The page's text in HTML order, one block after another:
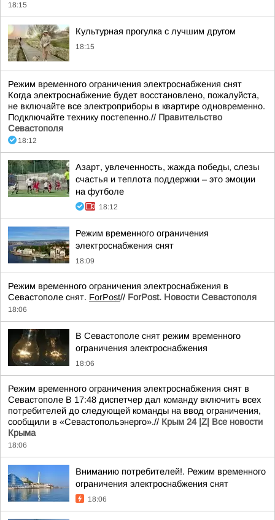
18:15
Культурная прогулка с лучшим другом
18:15
Режим временного ограничения электроснабжения снят
Когда электроснабжение будет восстановлено, пожалуйста,
не включайте все электроприборы в квартире одновременно.
Подключайте технику постепенно.// Правительство
Севастополя
18:12
Азарт, увлеченность, жажда победы, слезы
счастья и теплота поддержки – это эмоции
на футболе
18:12
Режим временного ограничения
электроснабжения снят
18:09
Режим временного ограничения электроснабжения в
Севастополе снят. ForPost// ForPost. Новости Севастополя
18:06
В Севастополе снят режим временного
ограничения электроснабжения
18:06
Режим временного ограничения электроснабжения снят в
Севастополе В 17:48 диспетчер дал команду включить всех
потребителей до следующей команды на ввод ограничения,
сообщили в «Севастопольэнерго».// Крым 24 |Z| Все новости
Крыма
18:06
Вниманию потребителей!. Режим временного
ограничения электроснабжения снят
18:06